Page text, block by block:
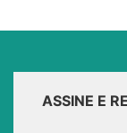
ASSINE E